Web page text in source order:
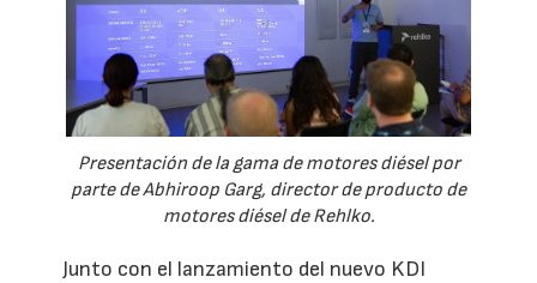
Presentación de la gama de motores diésel por
parte de Abhiroop Garg, director de producto de
motores diésel de Rehlko.
Junto con el lanzamiento del nuevo KDI